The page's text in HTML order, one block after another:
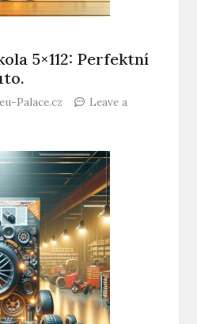
5×112: Perfektní
Palace.cz
Leave a